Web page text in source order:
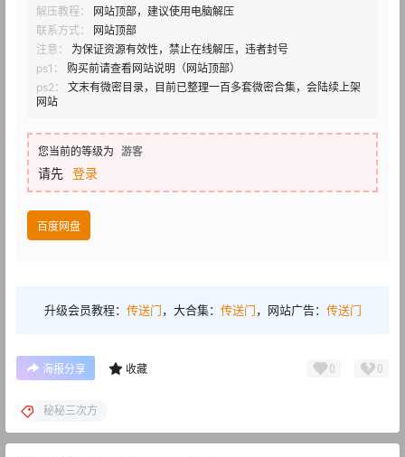
解压教程：
网站顶部，建议使用电脑解压
联系方式：
网站顶部
注意：
为保证资源有效性，禁止在线解压，违者封号
ps1：
购买前请查看网站说明（网站顶部）
ps2：
文末有微密目录，目前已整理一百多套微密合集，会陆续上架
网站
您当前的等级为 游客
请先 登录
百度网盘
升级会员教程： 传送门，大合集： 传送门，网站广告： 传送门
海报分享 收藏 0 0
秘秘三次方